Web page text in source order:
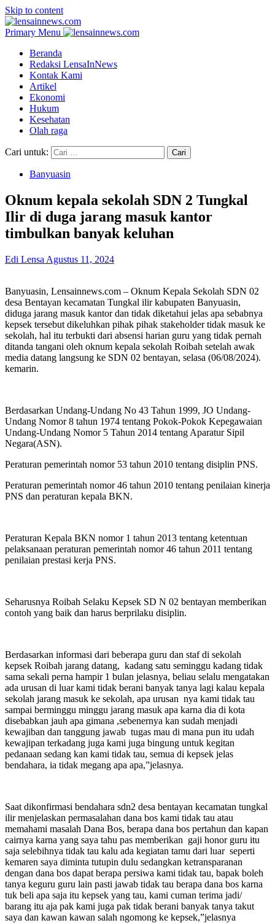
Skip to content
Primary Menu
Beranda
Redaksi LensaInNews
Kontak Kami
Artikel
Ekonomi
Hukum
Kesehatan
Olah raga
Cari untuk:
Banyuasin
Oknum kepala sekolah SDN 2 Tungkal
Ilir di duga jarang masuk kantor
timbulkan banyak keluhan
Edi Lensa Agustus 11, 2024
Banyuasin, Lensainnews.com – Oknum Kepala Sekolah SDN 02
desa Bentayan kecamatan Tungkal ilir kabupaten Banyuasin,
diduga jarang masuk kantor dan tidak diketahui jelas apa sebabnya
kepsek tersebut dikeluhkan pihak pihak stakeholder tidak masuk ke
sekolah, hal itu terbukti dari absensi harian guru yang tidak pernah
ditanda tangani oleh oknum kepala sekolah Roibah setelah awak
media datang langsung ke SDN 02 bentayan, selasa (06/08/2024).
kemarin.
Berdasarkan Undang-Undang No 43 Tahun 1999, JO Undang-
Undang Nomor 8 tahun 1974 tentang Pokok-Pokok Kepegawaian
Undang-Undang Nomor 5 Tahun 2014 tentang Aparatur Sipil
Negara(ASN).
Peraturan pemerintah nomor 53 tahun 2010 tentang disiplin PNS.
Peraturan pemerintah nomor 46 tahun 2010 tentang penilaian kinerja
PNS dan peraturan kepala BKN.
Peraturan Kepala BKN nomor 1 tahun 2013 tentang ketentuan
pelaksanaan peraturan pemerintah nomor 46 tahun 2011 tentang
penilaian prestasi kerja PNS.
Seharusnya Roibah Selaku Kepsek SD N 02 bentayan memberikan
contoh yang baik dan harus berprilaku disiplin.
Berdasarkan informasi dari beberapa guru dan staf di sekolah
kepsek Roibah jarang datang, kadang satu seminggu kadang tidak
sama sekali perna hampir 1 bulan jelasnya, beliau selalu mengatakan
ada urusan di luar kami tidak berani banyak tanya lagi kalau kepala
sekolah jarang masuk ke sekolah, apa urusan nya kami tidak tau
sampai berminggu minggu jarang masuk apa karna dia di kota
disebabkan jauh apa gimana ,sebenernya kan sudah menjadi
kewajiban dan tanggung jawab tugas mau di mana pun itu udah
kewajipan terkadang juga kami juga bingung untuk kegitan
pedanaan sedang kan kami tidak tau, semua di kepsek jelas
bendahara, ia tidak megang apa apa,”jelasnya.
Saat dikonfirmasi bendahara sdn2 desa bentayan kecamatan tungkal
ilir menjelaskan permasalahan dana bos kami tidak tau atau
memahami masalah Dana Bos, berapa dana bos pertahun dan kapan
cairnya karna yang saya tahu pas memberikan gaji honor guru itu
saja selebihnya tidak tau kalu ada kegiatan tamu dari luar seperti
kemaren saya diminta tutupin dulu sedangkan ketransparanan
dengan dana bos dapat berapa persiwa kami tidak tau, bapak boleh
tanya keguru guru lain pasti jawab tidak tau berapa dana bos karna
tuk beli apa saja itu kepsek yang tau, kami cuman terima jadi/
barang itu aja pak kami juga pak tidak berani banyak tanya takut
saya dan kawan kawan salah ngomong ke kepsek,”jelasnya